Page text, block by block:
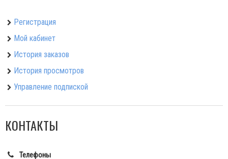
Регистрация
Мой кабинет
История заказов
История просмотров
Управление подпиской
КОНТАКТЫ
Телефоны